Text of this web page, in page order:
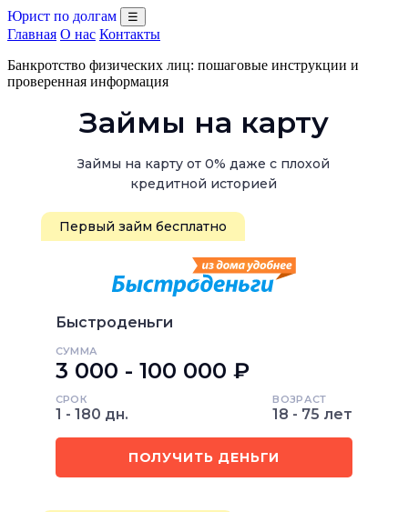
Юрист по долгам ☰
Главная О нас Контакты
Банкротство физических лиц: пошаговые инструкции и
проверенная информация
Займы на карту
Займы на карту от 0% даже с плохой
кредитной историей
Первый займ бесплатно
Быстроденьги
СУММА
3 000 - 100 000 ₽
СРОК
1 - 180 дн.
ВОЗРАСТ
18 - 75 лет
ПОЛУЧИТЬ ДЕНЬГИ